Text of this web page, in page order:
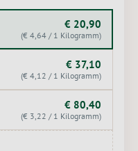
€ 20,90
(€ 4,64 / 1 Kilogramm)
€ 37,10
(€ 4,12 / 1 Kilogramm)
€ 80,40
(€ 3,22 / 1 Kilogramm)